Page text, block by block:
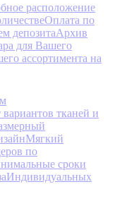
расположение
Оплата по
депозитаАрхив
для Вашего
ассортимента на
тканей и
Мягкий
по
сроки
Индивидуальных